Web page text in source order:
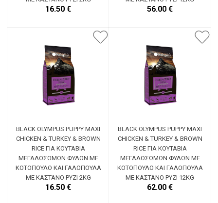
16.50 € 56.00 €
BLACK OLYMPUS PUPPY MAXI
CHICKEN & TURKEY & BROWN
RICE ΓΙΑ ΚΟΥΤΆΒΙΑ
ΜΕΓΑΛΌΣΩΜΩΝ ΦΥΛΏΝ ΜΕ
ΚΟΤΌΠΟΥΛΟ ΚΑΙ ΓΑΛΟΠΟΎΛΑ
ΜΕ ΚΑΣΤΑΝΌ ΡΎΖΙ 2KG
16.50 €
BLACK OLYMPUS PUPPY MAXI
CHICKEN & TURKEY & BROWN
RICE ΓΙΑ ΚΟΥΤΆΒΙΑ
ΜΕΓΑΛΌΣΩΜΩΝ ΦΥΛΏΝ ΜΕ
ΚΟΤΌΠΟΥΛΟ ΚΑΙ ΓΑΛΟΠΟΎΛΑ
ΜΕ ΚΑΣΤΑΝΌ ΡΎΖΙ 12KG
62.00 €